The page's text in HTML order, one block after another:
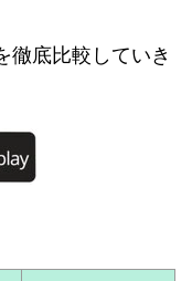
徹底比較していき